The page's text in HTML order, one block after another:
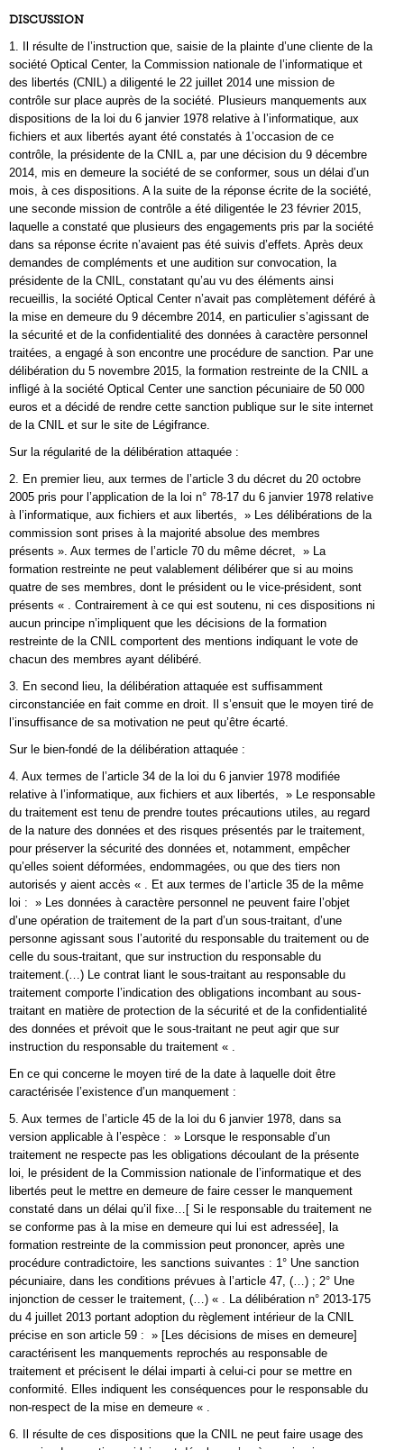
DISCUSSION
1. Il résulte de l’instruction que, saisie de la plainte d’une cliente de la
société Optical Center, la Commission nationale de l’informatique et
des libertés (CNIL) a diligenté le 22 juillet 2014 une mission de
contrôle sur place auprès de la société. Plusieurs manquements aux
dispositions de la loi du 6 janvier 1978 relative à l’informatique, aux
fichiers et aux libertés ayant été constatés à 1’occasion de ce
contrôle, la présidente de la CNIL a, par une décision du 9 décembre
2014, mis en demeure la société de se conformer, sous un délai d’un
mois, à ces dispositions. A la suite de la réponse écrite de la société,
une seconde mission de contrôle a été diligentée le 23 février 2015,
laquelle a constaté que plusieurs des engagements pris par la société
dans sa réponse écrite n’avaient pas été suivis d’effets. Après deux
demandes de compléments et une audition sur convocation, la
présidente de la CNIL, constatant qu’au vu des éléments ainsi
recueillis, la société Optical Center n’avait pas complètement déféré à
la mise en demeure du 9 décembre 2014, en particulier s’agissant de
la sécurité et de la confidentialité des données à caractère personnel
traitées, a engagé à son encontre une procédure de sanction. Par une
délibération du 5 novembre 2015, la formation restreinte de la CNIL a
infligé à la société Optical Center une sanction pécuniaire de 50 000
euros et a décidé de rendre cette sanction publique sur le site internet
de la CNIL et sur le site de Légifrance.
Sur la régularité de la délibération attaquée :
2. En premier lieu, aux termes de l’article 3 du décret du 20 octobre
2005 pris pour l’application de la loi n° 78-17 du 6 janvier 1978 relative
à l’informatique, aux fichiers et aux libertés, » Les délibérations de la
commission sont prises à la majorité absolue des membres
présents ». Aux termes de l’article 70 du même décret, » La
formation restreinte ne peut valablement délibérer que si au moins
quatre de ses membres, dont le président ou le vice-président, sont
présents « . Contrairement à ce qui est soutenu, ni ces dispositions ni
aucun principe n’impliquent que les décisions de la formation
restreinte de la CNIL comportent des mentions indiquant le vote de
chacun des membres ayant délibéré.
3. En second lieu, la délibération attaquée est suffisamment
circonstanciée en fait comme en droit. Il s’ensuit que le moyen tiré de
l’insuffisance de sa motivation ne peut qu’être écarté.
Sur le bien-fondé de la délibération attaquée :
4. Aux termes de l’article 34 de la loi du 6 janvier 1978 modifiée
relative à l’informatique, aux fichiers et aux libertés, » Le responsable
du traitement est tenu de prendre toutes précautions utiles, au regard
de la nature des données et des risques présentés par le traitement,
pour préserver la sécurité des données et, notamment, empêcher
qu’elles soient déformées, endommagées, ou que des tiers non
autorisés y aient accès « . Et aux termes de l’article 35 de la même
loi : » Les données à caractère personnel ne peuvent faire l’objet
d’une opération de traitement de la part d’un sous-traitant, d’une
personne agissant sous l’autorité du responsable du traitement ou de
celle du sous-traitant, que sur instruction du responsable du
traitement.(…) Le contrat liant le sous-traitant au responsable du
traitement comporte l’indication des obligations incombant au sous-
traitant en matière de protection de la sécurité et de la confidentialité
des données et prévoit que le sous-traitant ne peut agir que sur
instruction du responsable du traitement « .
En ce qui concerne le moyen tiré de la date à laquelle doit être
caractérisée l’existence d’un manquement :
5. Aux termes de l’article 45 de la loi du 6 janvier 1978, dans sa
version applicable à l’espèce : » Lorsque le responsable d’un
traitement ne respecte pas les obligations découlant de la présente
loi, le président de la Commission nationale de l’informatique et des
libertés peut le mettre en demeure de faire cesser le manquement
constaté dans un délai qu’il fixe…[ Si le responsable du traitement ne
se conforme pas à la mise en demeure qui lui est adressée], la
formation restreinte de la commission peut prononcer, après une
procédure contradictoire, les sanctions suivantes : 1° Une sanction
pécuniaire, dans les conditions prévues à l’article 47, (…) ; 2° Une
injonction de cesser le traitement, (…) « . La délibération n° 2013-175
du 4 juillet 2013 portant adoption du règlement intérieur de la CNIL
précise en son article 59 : » [Les décisions de mises en demeure]
caractérisent les manquements reprochés au responsable de
traitement et précisent le délai imparti à celui-ci pour se mettre en
conformité. Elles indiquent les conséquences pour le responsable du
non-respect de la mise en demeure « .
6. Il résulte de ces dispositions que la CNIL ne peut faire usage des